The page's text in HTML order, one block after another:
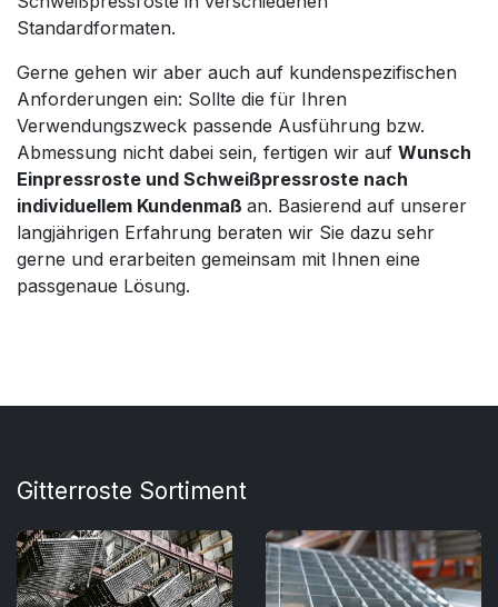
Standardformaten.
Gerne gehen wir aber auch auf kundenspezifischen
Anforderungen ein: Sollte die für Ihren
Verwendungszweck passende Ausführung bzw.
Abmessung nicht dabei sein, fertigen wir auf Wunsch
Einpressroste und Schweißpressroste nach
individuellem Kundenmaß an. Basierend auf unserer
langjährigen Erfahrung beraten wir Sie dazu sehr
gerne und erarbeiten gemeinsam mit Ihnen eine
passgenaue Lösung.
Gitterroste Sortiment